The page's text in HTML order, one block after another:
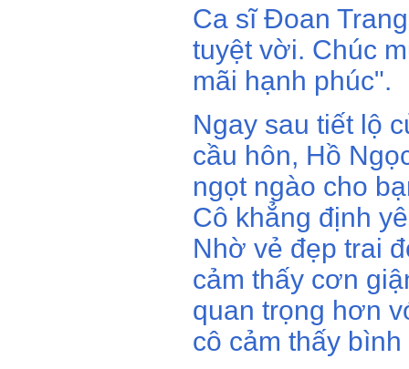
Ca sĩ Đoan
tuyệt vời. Chúc
mãi hạnh phúc".
Ngay sau tiết lộ
cầu hôn, Hồ
ngọt ngào cho
Cô khẳng định
Nhờ vẻ đẹp trai
cảm thấy cơn
quan trọng hơn
cô cảm thấy bình